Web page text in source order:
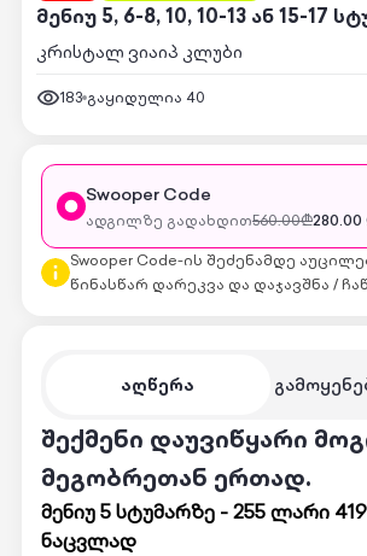
მენიუ 5, 6-8, 10, 10-13 ან 15-17
კრისტალ ვიაიპ კლუბი
183 გაყიდულია 40
აღწერა
შექმენი დაუვიწყარი
მეგობრეთან ერთად.
მენიუ 5 სტუმარზე - 255 ლარი
ნაცვლად
Swooper Code
ადგილზე გადახდით560.00₾280.00
Swooper Code-ის შეძენამდე
წინასწარ დარეკვა და დაჯავშნა /